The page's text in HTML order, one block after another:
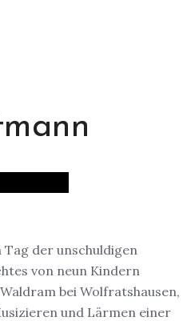
Tag der unschuldigen
von neun Kindern
bei Wolfratshausen,
und Lärmen einer